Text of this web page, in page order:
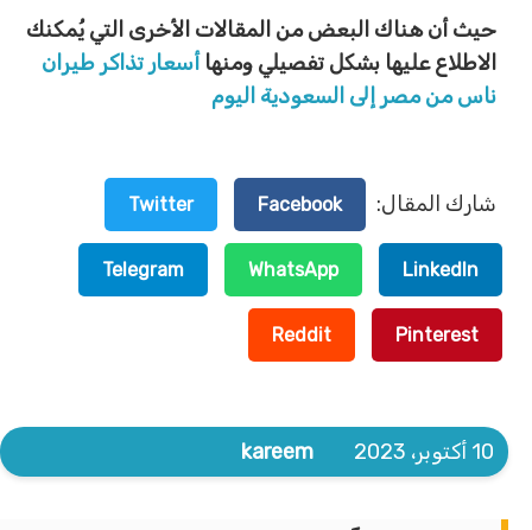
حيث أن هناك البعض من المقالات الأخرى التي يُمكنك
الاطلاع عليها بشكل تفصيلي ومنهاأسعار تذاكر طيران
ناس من مصر إلى السعودية اليوم
شارك المقال: Facebook
Twitter
LinkedIn
WhatsApp
Telegram
Pinterest
Reddit
10 أكتوبر، 2023 kareem